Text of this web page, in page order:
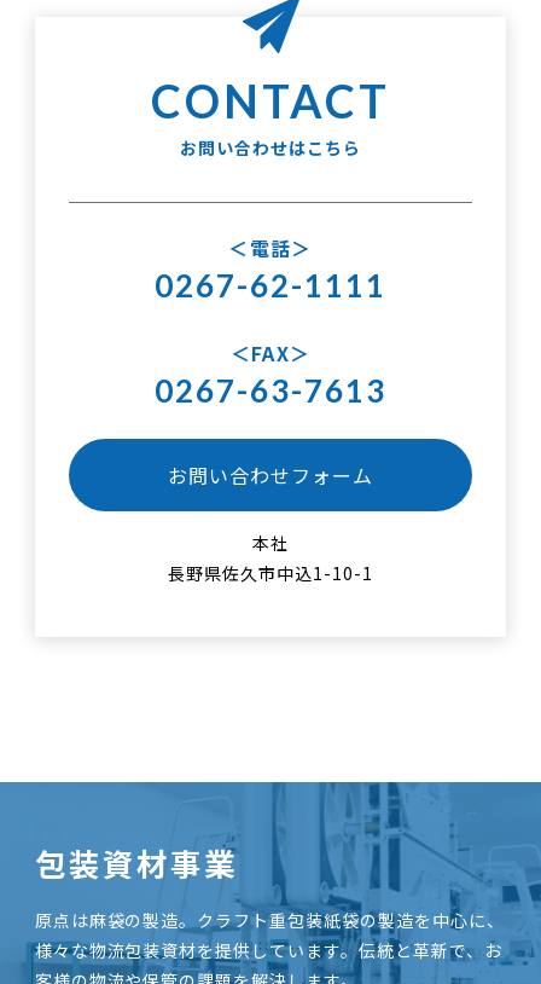
お問い合わせはこちら
電話
0267-62-1111
FAX
0267-63-7613
お問い合わせフォーム
本社
長野県佐久市中込1-10-1
包装資材事業
原点は麻袋の製造。クラフト重包装紙袋の製造を中心に、
様々な物流包装資材を提供しています。伝統と革新で、お